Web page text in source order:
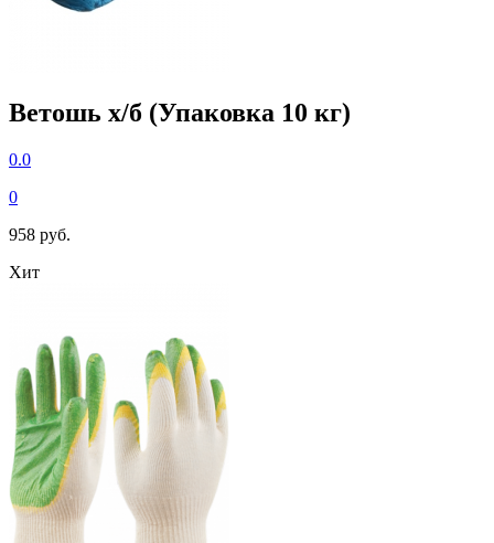
Ветошь х/б (Упаковка 10 кг)
0.0
0
958 руб.
Хит